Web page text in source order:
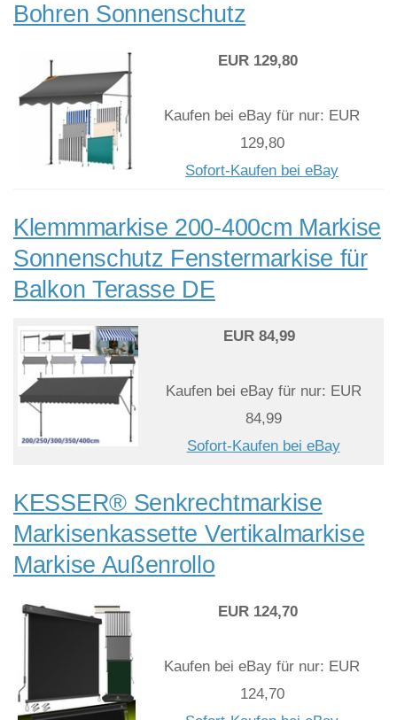
Bohren Sonnenschutz
EUR 129,80
Kaufen bei eBay für nur: EUR
129,80
Sofort-Kaufen bei eBay
Klemmmarkise 200-400cm Markise
Sonnenschutz Fenstermarkise für
Balkon Terasse DE
EUR 84,99
Kaufen bei eBay für nur: EUR
84,99
Sofort-Kaufen bei eBay
KESSER® Senkrechtmarkise
Markisenkassette Vertikalmarkise
Markise Außenrollo
EUR 124,70
Kaufen bei eBay für nur: EUR
124,70